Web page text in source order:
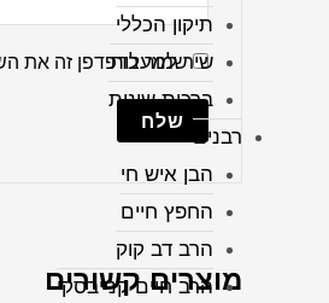
תיקון הכללי
שיר למעלות
ברכות שונות
רבנים
הבן איש חי
החפץ חיים
הרב דב קוק
הרב חיים קנייבסקי
שמור בדפדפן זה את
מוצרים קשורים